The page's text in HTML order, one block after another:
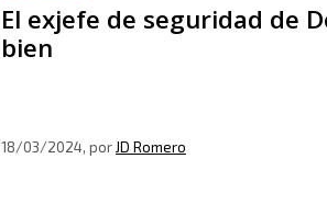
El exjefe de seguridad de
bien
18/03/2024, por JD Romero